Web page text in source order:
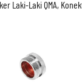
Laki-Laki QMA,